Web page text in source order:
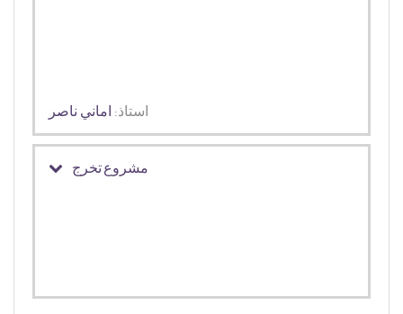
استاذ: اماني ناصر
مشروع تخرج